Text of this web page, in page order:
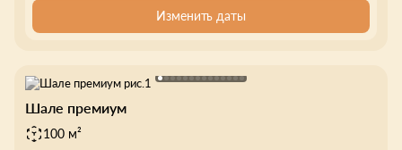
Изменить даты
Шале премиум
100 м²